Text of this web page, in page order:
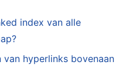
index van alle
hyperlinks bovenaan